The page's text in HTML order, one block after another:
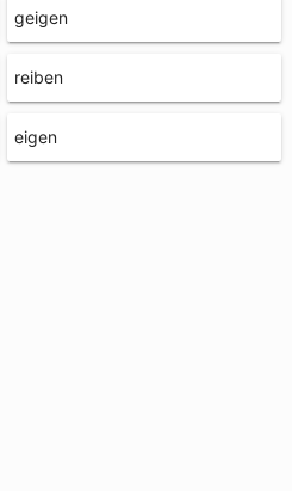
geigen
reiben
eigen